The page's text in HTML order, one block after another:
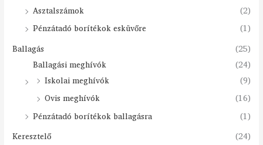
Asztalszámok
(2)
Pénzátadó borítékok esküvőre
(1)
Ballagás
(25)
Ballagási meghívók
(24)
Iskolai meghívók
(9)
Ovis meghívók
(16)
Pénzátadó borítékok ballagásra
(1)
Keresztelő
(24)